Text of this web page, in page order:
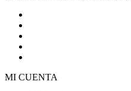
MI CUENTA